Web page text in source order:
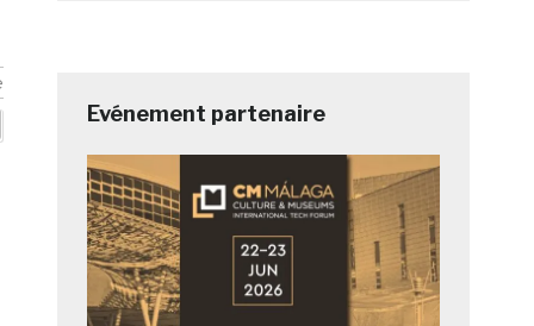
Evénement partenaire